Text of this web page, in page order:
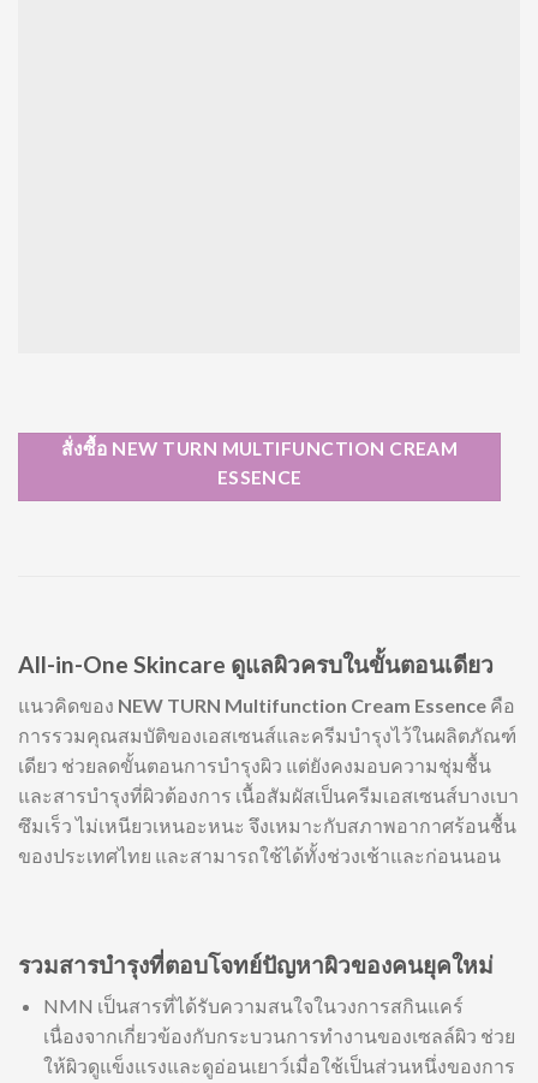
สั่งซื้อ NEW TURN MULTIFUNCTION CREAM
ESSENCE
All-in-One Skincare ดูแลผิวครบในขั้นตอนเดียว
แนวคิดของ NEW TURN Multifunction Cream Essence คือ
การรวมคุณสมบัติของเอสเซนส์และครีมบำรุงไว้ในผลิตภัณฑ์
เดียว ช่วยลดขั้นตอนการบำรุงผิว แต่ยังคงมอบความชุ่มชื้น
และสารบำรุงที่ผิวต้องการ เนื้อสัมผัสเป็นครีมเอสเซนส์บางเบา
ซึมเร็ว ไม่เหนียวเหนอะหนะ จึงเหมาะกับสภาพอากาศร้อนชื้น
ของประเทศไทย และสามารถใช้ได้ทั้งช่วงเช้าและก่อนนอน
รวมสารบำรุงที่ตอบโจทย์ปัญหาผิวของคนยุคใหม่
NMN เป็นสารที่ได้รับความสนใจในวงการสกินแคร์
เนื่องจากเกี่ยวข้องกับกระบวนการทำงานของเซลล์ผิว ช่วย
ให้ผิวดูแข็งแรงและดูอ่อนเยาว์เมื่อใช้เป็นส่วนหนึ่งของการ